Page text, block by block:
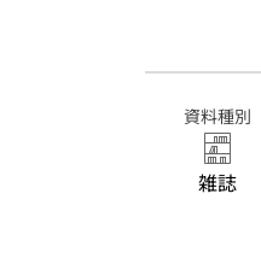
資料種別
雑誌